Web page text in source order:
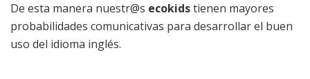
De esta manera nuestr@s ecokidstienen mayores
probabilidades comunicativas para desarrollar el buen
uso del idioma inglés.